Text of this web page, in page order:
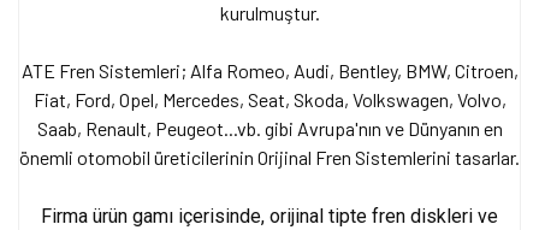
kurulmuştur.
ATE Fren Sistemleri; Alfa Romeo, Audi, Bentley, BMW, Citroen,
Fiat, Ford, Opel, Mercedes, Seat, Skoda, Volkswagen, Volvo,
Saab, Renault, Peugeot...vb. gibi Avrupa'nın ve Dünyanın en
önemli otomobil üreticilerinin Orijinal Fren Sistemlerini tasarlar.
Firma ürün gamı içerisinde, orijinal tipte fren diskleri ve